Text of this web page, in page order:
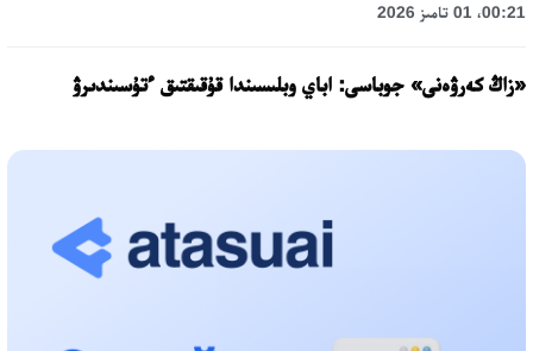
00:21، 01 تامىز 2026
«زاڭ كەرۋەنى» جوباسى: اباي وبلىسىندا قۇقىقتىق ءتۇسىندىرۋ
17:31، 31 شىلدە 2026
حالىقارالىق «فورمۋلا-1 H2O» جارىسىن قونايەۆ قالاسىندا وتكىزۋ